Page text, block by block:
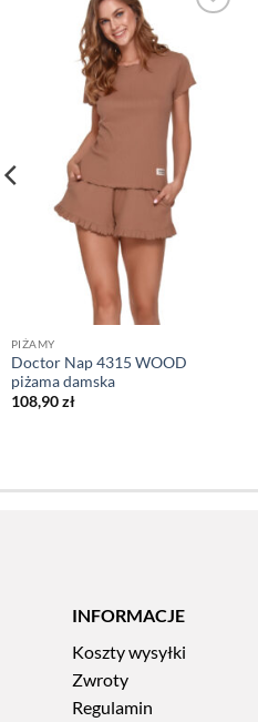
PIŻAMY
Doctor Nap 4315 WOOD
piżama damska
108,90zł
INFORMACJE
Koszty wysyłki
Zwroty
Regulamin